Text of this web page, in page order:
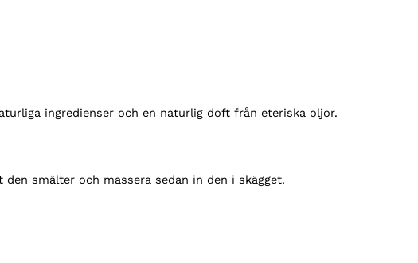
ingredienser och en naturlig doft från eteriska oljor.
smälter och massera sedan in den i skägget.